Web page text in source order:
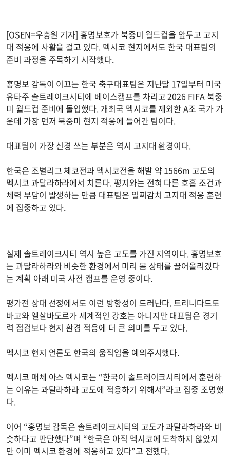
[OSEN=우충원 기자] 홍명보호가 북중미 월드컵을 앞두고 고지
대 적응에 사활을 걸고 있다. 멕시코 현지에서도 한국 대표팀의
준비 과정을 주목하기 시작했다.
홍명보 감독이 이끄는 한국 축구대표팀은 지난달 17일부터 미국
유타주 솔트레이크시티에 베이스캠프를 차리고 2026 FIFA 북중
미 월드컵 준비에 돌입했다. 개최국 멕시코를 제외한 A조 국가 가
운데 가장 먼저 북중미 현지 적응에 들어간 팀이다.
대표팀이 가장 신경 쓰는 부분은 역시 고지대 환경이다.
한국은 조별리그 체코전과 멕시코전을 해발 약 1566m 고도의
멕시코 과달라하라에서 치른다. 평지와는 전혀 다른 호흡 조건과
체력 부담이 발생하는 만큼 대표팀은 일찌감치 고지대 적응 훈련
에 집중하고 있다.
실제 솔트레이크시티 역시 높은 고도를 가진 지역이다. 홍명보호
는 과달라하라와 비슷한 환경에서 미리 몸 상태를 끌어올리겠다
는 계획 아래 미국 사전 캠프를 운영 중이다.
평가전 상대 선정에서도 이런 방향성이 드러난다. 트리니다드토
바고와 엘살바도르가 세계적인 강호는 아니지만 대표팀은 경기
력 점검보다 현지 환경 적응에 더 큰 의미를 두고 있다.
멕시코 현지 언론도 한국의 움직임을 예의주시했다.
멕시코 매체 아스 멕시코는 “한국이 솔트레이크시티에서 훈련하
는 이유는 과달라하라 고도에 적응하기 위해서”라고 집중 조명했
다.
이어 “홍명보 감독은 솔트레이크시티의 고도가 과달라하라와 비
슷하다고 판단했다”며 “한국은 아직 멕시코에 도착하지 않았지
만 이미 멕시코 환경에 적응하고 있다”고 전했다.